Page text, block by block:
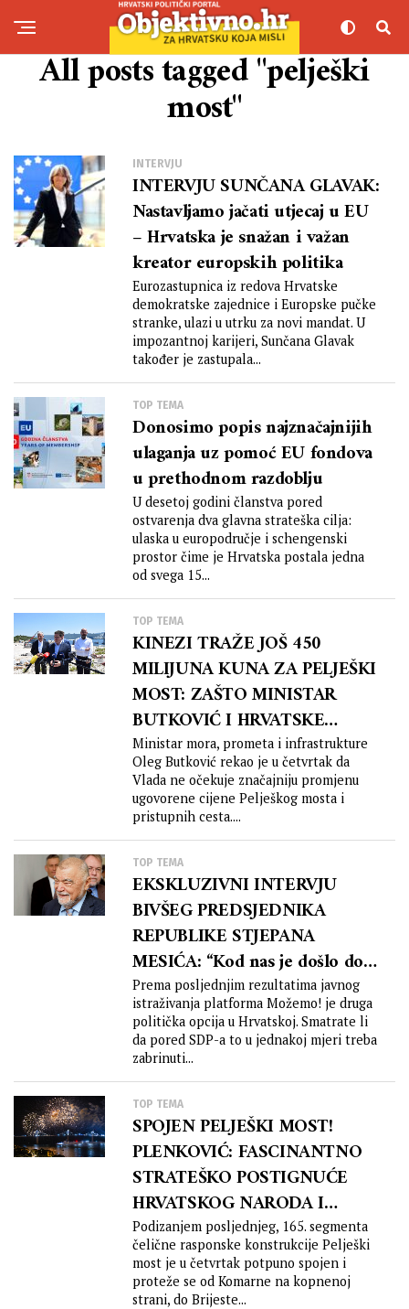
All posts tagged "pelješki
most"
INTERVJU
INTERVJU SUNČANA GLAVAK:
Nastavljamo jačati utjecaj u EU
– Hrvatska je snažan i važan
kreator europskih politika
Eurozastupnica iz redova Hrvatske
demokratske zajednice i Europske pučke
stranke, ulazi u utrku za novi mandat. U
impozantnoj karijeri, Sunčana Glavak
također je zastupala...
TOP TEMA
Donosimo popis najznačajnijih
ulaganja uz pomoć EU fondova
u prethodnom razdoblju
U desetoj godini članstva pored
ostvarenja dva glavna strateška cilja:
ulaska u europodručje i schengenski
prostor čime je Hrvatska postala jedna
od svega 15...
TOP TEMA
KINEZI TRAŽE JOŠ 450
MILIJUNA KUNA ZA PELJEŠKI
MOST: ZAŠTO MINISTAR
BUTKOVIĆ I HRVATSKE
CESTE NE ZNAJU NIŠTA O
TOME?!
Ministar mora, prometa i infrastrukture
Oleg Butković rekao je u četvrtak da
Vlada ne očekuje značajniju promjenu
ugovorene cijene Pelješkog mosta i
pristupnih cesta....
TOP TEMA
EKSKLUZIVNI INTERVJU
BIVŠEG PREDSJEDNIKA
REPUBLIKE STJEPANA
MESIĆA: “Kod nas je došlo do
nenamjerne zablude da su ‘Za
dom spremni’ koristili HOS-
ovci koji su branili Hrvatsku –
što nije istina! U nikakvim
bitkama nikakav HOS nije
sudjelovao!”
Prema posljednjim rezultatima javnog
istraživanja platforma Možemo! je druga
politička opcija u Hrvatskoj. Smatrate li
da pored SDP-a to u jednakoj mjeri treba
zabrinuti...
TOP TEMA
SPOJEN PELJEŠKI MOST!
PLENKOVIĆ: FASCINANTNO
STRATEŠKO POSTIGNUĆE
HRVATSKOG NARODA I
DRŽAVE
Podizanjem posljednjeg, 165. segmenta
čelične rasponske konstrukcije Pelješki
most je u četvrtak potpuno spojen i
proteže se od Komarne na kopnenoj
strani, do Brijeste...